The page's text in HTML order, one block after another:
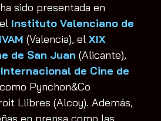
sido presentada en
Instituto Valenciano de
(Valencia), el XIX
de San Juan (Alicante),
de Cine de
Pynchon&Co
Llibres (Alcoy). Además,